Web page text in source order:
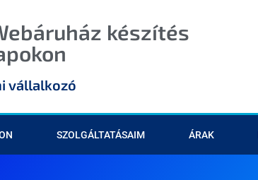
készítés
vállalkozó
SZOLGÁLTATÁSAIM ÁRAK